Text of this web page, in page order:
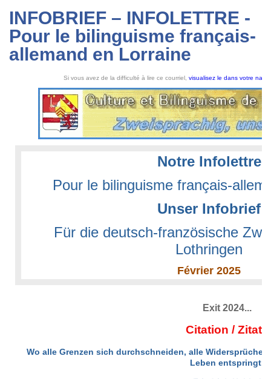
INFOBRIEF – INFOLETTRE -
Pour le bilinguisme français-
allemand en Lorraine